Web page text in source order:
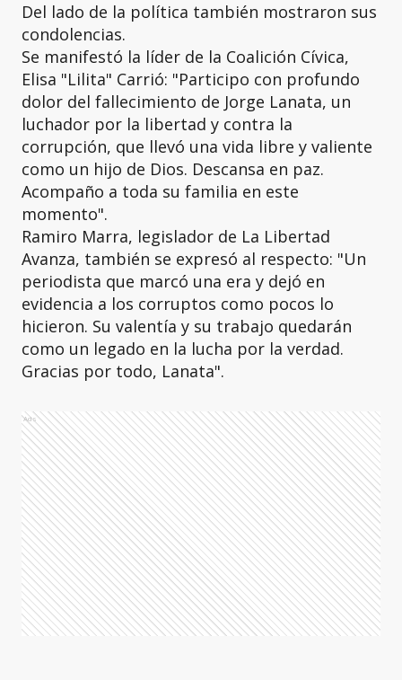
Del lado de la política también mostraron sus
condolencias.
Se manifestó la líder de la Coalición Cívica,
Elisa "Lilita" Carrió: "Participo con profundo
dolor del fallecimiento de Jorge Lanata, un
luchador por la libertad y contra la
corrupción, que llevó una vida libre y valiente
como un hijo de Dios. Descansa en paz.
Acompaño a toda su familia en este
momento".
Ramiro Marra, legislador de La Libertad
Avanza, también se expresó al respecto: "Un
periodista que marcó una era y dejó en
evidencia a los corruptos como pocos lo
hicieron. Su valentía y su trabajo quedarán
como un legado en la lucha por la verdad.
Gracias por todo, Lanata".
Ads